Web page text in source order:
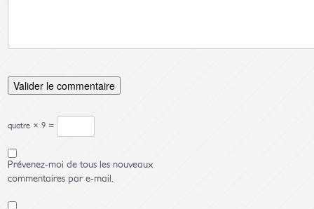
quatre × 9 =
Prévenez-moi de tous les nouveaux
commentaires par e-mail.